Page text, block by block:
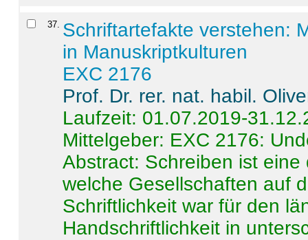
37. Schriftartefakte verstehen:
in Manuskriptkulturen
EXC 2176
Prof. Dr. rer. nat. habil.
Laufzeit: 01.07.2019-
Mittelgeber: EXC 2176:
Abstract: Schreiben ist
welche Gesellschaften auf
Schriftlichkeit war für den
Handschriftlichkeit in